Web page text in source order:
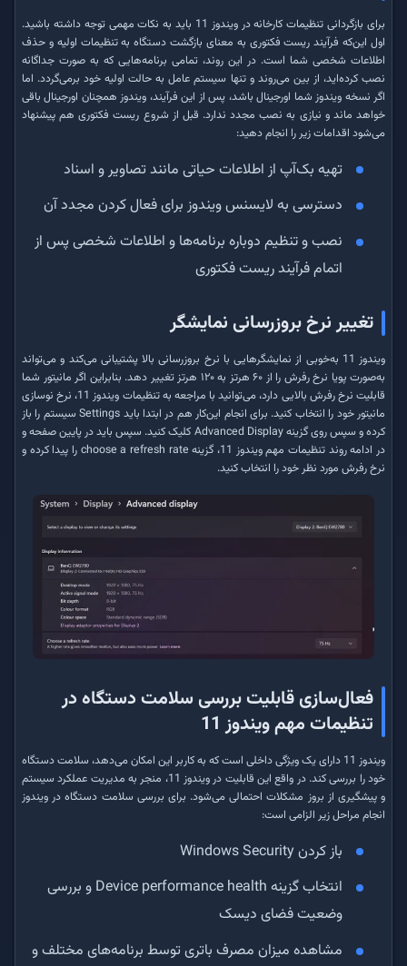
برای بازگردانی تنظیمات کارخانه در ویندوز 11 باید به نکات مهمی توجه داشته باشید.
اول این‌که فرآیند ریست فکتوری به معنای بازگشت دستگاه به تنظیمات اولیه و حذف
اطلاعات شخصی شما است. در این روند، تمامی برنامه‌هایی که به صورت جداگانه
نصب کرده‌اید، از بین می‌روند و تنها سیستم عامل به حالت اولیه خود برمی‌گردد. اما
اگر نسخه ویندوز شما اورجینال باشد، پس از این فرآیند، ویندوز همچنان اورجینال باقی
خواهد ماند و نیازی به نصب مجدد ندارد. قبل از شروع ریست فکتوری هم پیشنهاد
می‌شود اقدامات زیر را انجام دهید:
تهیه بک‌آپ از اطلاعات حیاتی مانند تصاویر و اسناد
دسترسی به لایسنس ویندوز برای فعال کردن مجدد آن
نصب و تنظیم دوباره برنامه‌ها و اطلاعات شخصی پس از
اتمام فرآیند ریست فکتوری
تغییر نرخ بروزرسانی نمایشگر
ویندوز 11 به‌خوبی از نمایشگرهایی با نرخ بروزرسانی بالا پشتیبانی می‌کند و می‌تواند
به‌صورت پویا نرخ رفرش را از ۶۰ هرتز به ۱۲۰ هرتز تغییر دهد. بنابراین اگر مانیتور شما
قابلیت نرخ رفرش بالایی دارد، می‌توانید با مراجعه به تنظیمات ویندوز 11، نرخ نوسازی
مانیتور خود را انتخاب کنید. برای انجام این‌کار هم در ابتدا باید Settings سیستم را باز
کرده و سپس روی گزینه Advanced Display کلیک کنید. سپس باید در پایین صفحه و
در ادامه روند تنظیمات مهم ویندوز 11، گزینه choose a refresh rate را پیدا کرده و
نرخ رفرش مورد نظر خود را انتخاب کنید.
فعال‌سازی قابلیت بررسی سلامت دستگاه در
تنظیمات مهم ویندوز 11
ویندوز 11 دارای یک ویژگی داخلی است که به کاربر این امکان می‌دهد، سلامت دستگاه
خود را بررسی کند. در واقع این قابلیت در ویندوز 11، منجر به مدیریت عملکرد سیستم
و پیشگیری از بروز مشکلات احتمالی می‌شود. برای بررسی سلامت دستگاه در ویندوز
انجام مراحل زیر الزامی است:
باز کردن Windows Security
انتخاب گزینه Device performance health و بررسی
وضعیت فضای دیسک
مشاهده میزان مصرف باتری توسط برنامه‌های مختلف و